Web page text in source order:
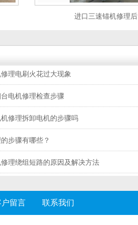
进口三速锚机修理后
理电刷火花过大现象
电机修理检查步骤
修理拆卸电机的步骤吗
步骤有哪些？
理绕组短路的原因及解决方法
留言 联系我们